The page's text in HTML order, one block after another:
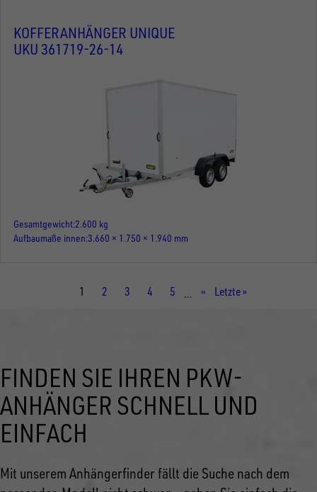
KOFFERANHÄNGER UNIQUE
UKU 361719-26-14
Gesamtgewicht 2.600 kg
Aufbaumaße innen 3.660 × 1.750 × 1.940 mm
Aktuelle
1 Seite
2 Seite
3 Seite
4 Seite
5 …
Nächste
››
Letzte
Letzte »
FINDEN SIE IHREN PKW-
ANHÄNGER SCHNELL UND
EINFACH
Mit unserem Anhängerfinder fällt die Suche nach dem